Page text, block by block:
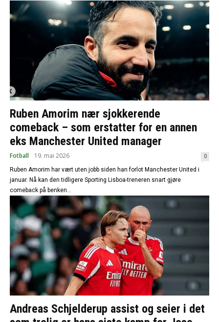
Ruben Amorim nær sjokkerende
comeback – som erstatter for en annen
eks Manchester United manager
Fotball 19. mai 2026 0
Ruben Amorim har vært uten jobb siden han forlot Manchester United i
januar. Nå kan den tidligere Sporting Lisboa-treneren snart gjøre
comeback på benken...
Andreas Schjelderup assist og seier i det